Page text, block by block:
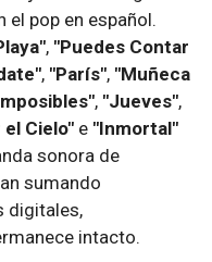
el pop en español.
, "Puedes Contar
, "París", "Muñeca
, "Jueves",
Cielo" e "Inmortal"
sonora de
sumando
digitales,
intacto.